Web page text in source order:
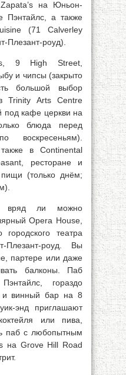
Zapata’s на Юньон-
Пэнтайлс, а также
(71 Calverley
Плезант-роуд).
9 High Street,
и чипсы (закрыто
большой выбор
Trinity Arts Centre
под кафе церкви на
блюда перед
воскресеньям).
в Continental
ресторане и
пищи (только днём;
вряд ли можно
Opera House,
театра
роуд. Вы
партере или даже
балконы. Паб
гораздо
и винный бар на 8
энд приглашают
или пива,
паб с любопытным
на Grove Hill Road